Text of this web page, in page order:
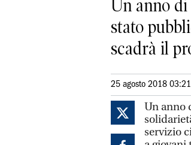
Un anno
stato
scadrà il
25 agosto 2018 03:21
Un anno
servizio